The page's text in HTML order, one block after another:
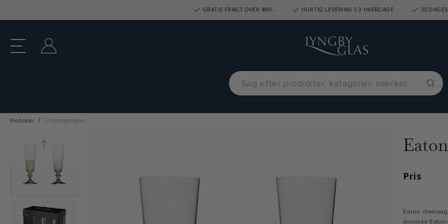
GRATIS FRAGT OVER 499,- HURTIG LEVERING 1-3 HVERDAGE 30
Produkter Champagneglas
Pris
Eaton
ikoniske